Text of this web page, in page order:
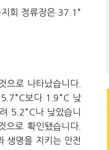
회 정류장은 37.1°
으로 나타났습니다.
보다 1.9°C 낮
5.2°C나 낮았습니
로 확인됐습니다.
생명을 지키는 안전